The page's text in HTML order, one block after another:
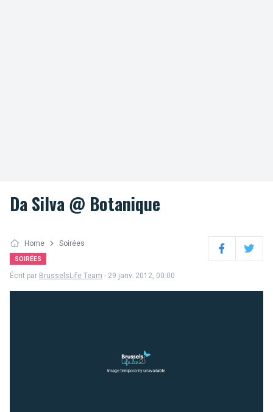
Da Silva @ Botanique
Home Soirées
SOIRÉES FacebookTwitter
Écrit par BrusselsLife Team - 29 janv. 2012, 00:00